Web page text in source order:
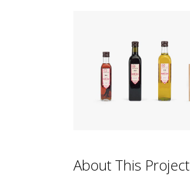
About This Project